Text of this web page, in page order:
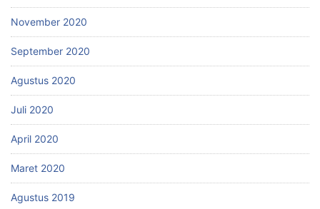
November 2020
September 2020
Agustus 2020
Juli 2020
April 2020
Maret 2020
Agustus 2019